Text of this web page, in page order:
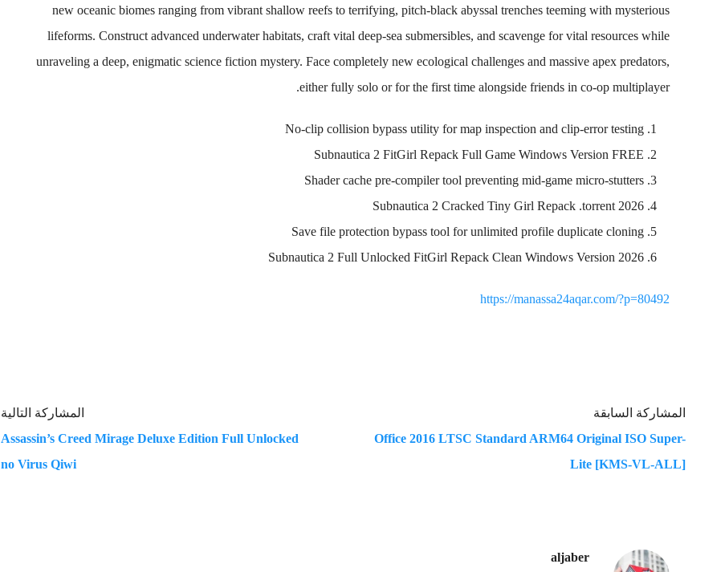
new oceanic biomes ranging from vibrant shallow reefs to terrifying, pitch-black abyssal trenches teeming with mysterious
lifeforms. Construct advanced underwater habitats, craft vital deep-sea submersibles, and scavenge for vital resources while
unraveling a deep, enigmatic science fiction mystery. Face completely new ecological challenges and massive apex predators,
either fully solo or for the first time alongside friends in co-op multiplayer.
No-clip collision bypass utility for map inspection and clip-error testing
Subnautica 2 FitGirl Repack Full Game Windows Version FREE
Shader cache pre-compiler tool preventing mid-game micro-stutters
Subnautica 2 Cracked Tiny Girl Repack .torrent 2026
Save file protection bypass tool for unlimited profile duplicate cloning
Subnautica 2 Full Unlocked FitGirl Repack Clean Windows Version 2026
https://manassa24aqar.com/?p=80492
المشاركة السابقة
Office 2016 LTSC Standard ARM64 Original ISO Super-
Lite [KMS-VL-ALL]
المشاركة التالية
Assassin’s Creed Mirage Deluxe Edition Full Unlocked
no Virus Qiwi
aljaber